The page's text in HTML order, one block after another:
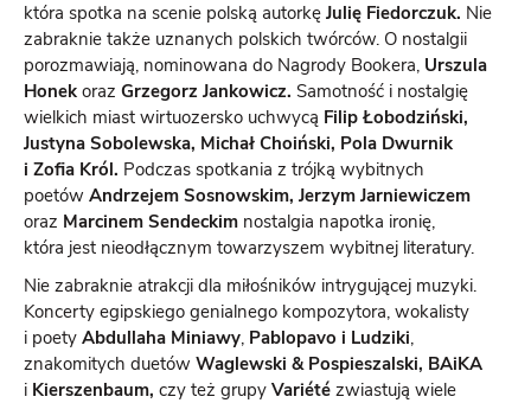
która spotka na scenie polską autorkę Julię Fiedorczuk. Nie
zabraknie także uznanych polskich twórców. O nostalgii
porozmawiają, nominowana do Nagrody Bookera, Urszula
Honek oraz Grzegorz Jankowicz. Samotność i nostalgię
wielkich miast wirtuozersko uchwycą Filip Łobodziński,
Justyna Sobolewska, Michał Choiński, Pola Dwurnik
i Zofia Król. Podczas spotkania z trójką wybitnych
poetów Andrzejem Sosnowskim, Jerzym Jarniewiczem
oraz Marcinem Sendeckim nostalgia napotka ironię,
która jest nieodłącznym towarzyszem wybitnej literatury.
Nie zabraknie atrakcji dla miłośników intrygującej muzyki.
Koncerty egipskiego genialnego kompozytora, wokalisty
i poety Abdullaha Miniawy, Pablopavo i Ludziki,
znakomitych duetów Waglewski & Pospieszalski, BAiKA
i Kierszenbaum, czy też grupy Variété zwiastują wiele